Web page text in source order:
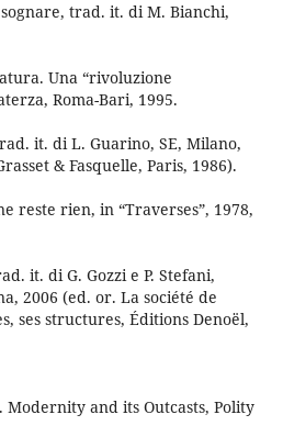
trad. it. di M. Bianchi,
Una “rivoluzione
Roma-Bari, 1995.
it. di L. Guarino, SE, Milano,
& Fasquelle, Paris, 1986).
reste rien, in “Traverses”, 1978,
it. di G. Gozzi e P. Stefani,
2006 (ed. or. La société de
ses structures, Éditions Denoël,
Modernity and its Outcasts, Polity